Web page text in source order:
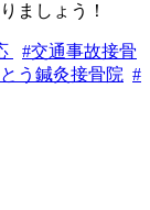
ましょう！
#交通事故接骨
う鍼灸接骨院 #